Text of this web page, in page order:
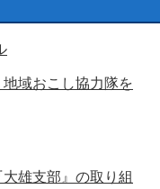
域おこし協力隊を
雄支部』の取り組